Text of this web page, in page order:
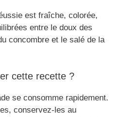
est fraîche, colorée,
entre le doux des
concombre et le salé de la
cette recette ?
se consomme rapidement.
conservez-les au